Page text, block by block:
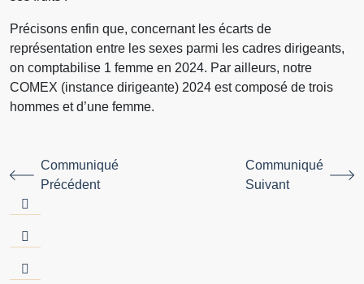
Précisons enfin que, concernant les écarts de
représentation entre les sexes parmi les cadres dirigeants,
on comptabilise 1 femme en 2024. Par ailleurs, notre
COMEX (instance dirigeante) 2024 est composé de trois
hommes et d’une femme.
Communiqué
Précédent
Communiqué
Suivant